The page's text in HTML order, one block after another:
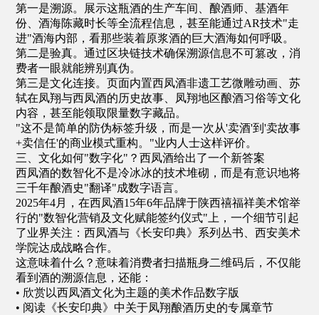
第一是溯源。展示这瓶酒的生产车间、酿酒师、基酒年
份、酒海陈藏时长等全流程信息，甚至能通过AR技术"走
进"酒海内部，看那些装着原浆酒的巨大酒海如何呼吸。
第二是验真。通过区块链技术确保溯源信息不可篡改，消
费者一眼就能辨别真伪。
第三是文化连接。页面内置西凤酒非遗工艺微雕动画、苏
轼在凤翔与西凤酒的历史故事、凤翔地区酿酒习俗等文化
内容，甚至能领取限量数字藏品。
"这不是简单的防伪标签升级，而是一次从'卖酒'到'卖故事
+卖信任'的商业模式重构。"业内人士这样评价。
三、文化如何"数字化"？西凤酒给出了一个新答案
西凤酒的数智化不是冷冰冰的技术堆砌，而是有意识地将
三千年酿酒史"翻译"成数字语言。
2025年4月，在西凤酒15年6年品牌于陕西禧福祥美术馆举
行的"数智化营销及文化赋能签约仪式"上，一个细节引起
了业界关注：西凤酒与《长安印典》系列丛书、西安美术
学院达成战略合作。
这意味着什么？意味着消费者扫描瓶身二维码后，不仅能
看到酒的溯源信息，还能：
• 欣赏以西凤酒文化为主题的美术作品数字版
• 阅读《长安印典》中关于凤翔酿酒历史的专属章节